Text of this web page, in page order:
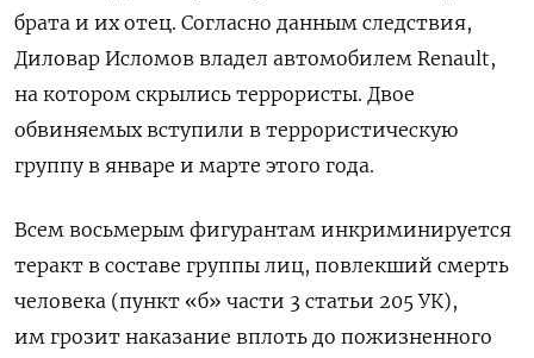
брата и их отец. Согласно данным следствия,
Диловар Исломов владел автомобилем Renault,
на котором скрылись террористы. Двое
обвиняемых вступили в террористическую
группу в январе и марте этого года.
Всем восьмерым фигурантам инкриминируется
теракт в составе группы лиц, повлекший смерть
человека (пункт «б» части 3 статьи 205 УК),
им грозит наказание вплоть до пожизненного